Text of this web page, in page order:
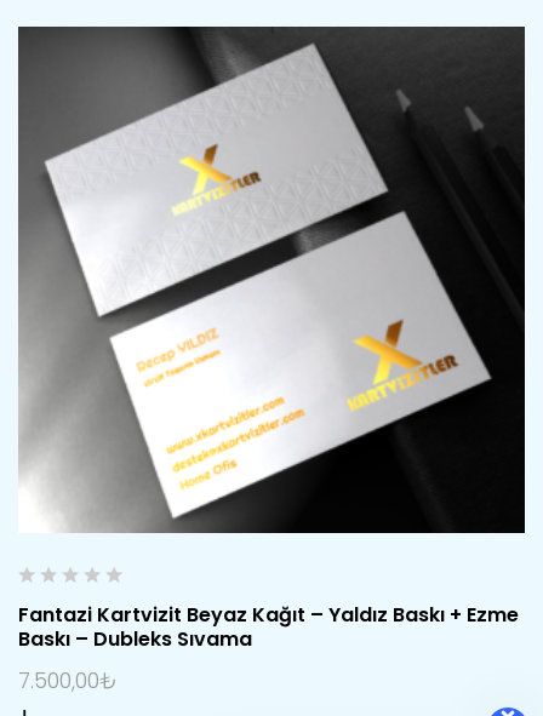
0
o
u
t
o
Fantazi Kartvizit Beyaz Kağıt – Yaldız Baskı + Ezme
Baskı – Dubleks Sıvama
7.500,00₺